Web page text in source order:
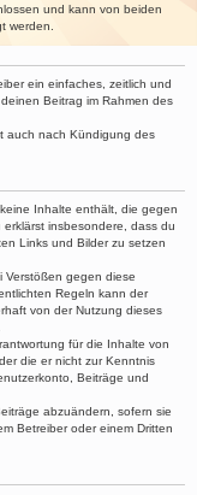
und kann von beiden
werden.
ein einfaches, zeitlich und
Beitrag im Rahmen des
auch nach Kündigung des
Inhalte enthält, die gegen
insbesondere, dass du
Links und Bilder zu setzen
Verstößen gegen diese
Regeln kann der
von der Nutzung dieses
für die Inhalte von
die er nicht zur Kenntnis
Beiträge und
abzuändern, sofern sie
Betreiber oder einem Dritten